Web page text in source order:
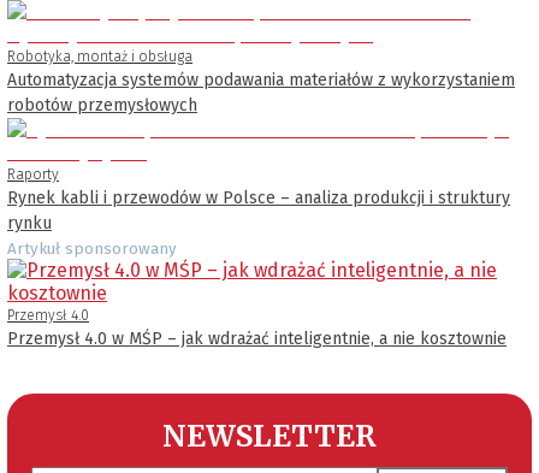
Robotyka, montaż i obsługa
Automatyzacja systemów podawania materiałów z wykorzystaniem
robotów przemysłowych
Raporty
Rynek kabli i przewodów w Polsce – analiza produkcji i struktury
rynku
Artykuł sponsorowany
Przemysł 4.0
Przemysł 4.0 w MŚP – jak wdrażać inteligentnie, a nie kosztownie
NEWSLETTER